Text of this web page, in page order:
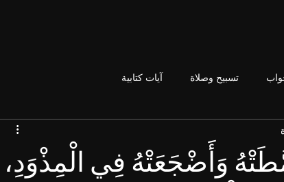
تسبيح وصلاة آيات كتابية
وَأَضْجَعَتْهُ فِي الْمِذْوَدِ،